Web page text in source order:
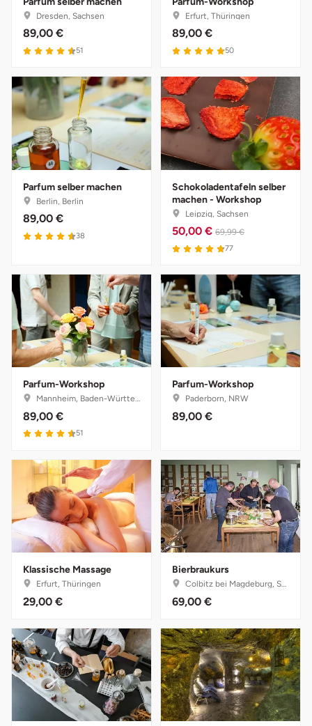
Dresden, Sachsen
89,00 €
51
Erfurt, Thüringen
89,00 €
50
Parfum selber machen
Berlin, Berlin
89,00 €
38
Schokoladentafeln selber
machen - Workshop
Leipzig, Sachsen
50,00 € 69,99 €
77
Parfum-Workshop
Mannheim, Baden-Württemberg
89,00 €
51
Parfum-Workshop
Paderborn, NRW
89,00 €
Klassische Massage
Erfurt, Thüringen
29,00 €
Bierbraukurs
Colbitz bei Magdeburg, Sachsen-Anhalt
69,00 €
Bruchköbel
Burghausen
Calw
Chemnitz
Cloppenburg
Coburg
Cottbus
Darmstadt
Deggendorf
Dessau
Dietzenbach
Dorsten
Dortmund
Duisburg
Düsseldorf
Erfurt
Erlangen
Münster
Oberlausitz
Pirna
Riesa
Ruhrgebiet
Strausberg (Berlin/Brandenburg)
Sömmerda
Weimar
sächsische Schweiz
Sangerhausen
Suhl
Unterwellenborn
Weimar
Weißenfels
Witterda